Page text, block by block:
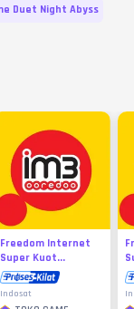
Duet Night Abyss
Freedom Internet
Super Kuot...
Indosat